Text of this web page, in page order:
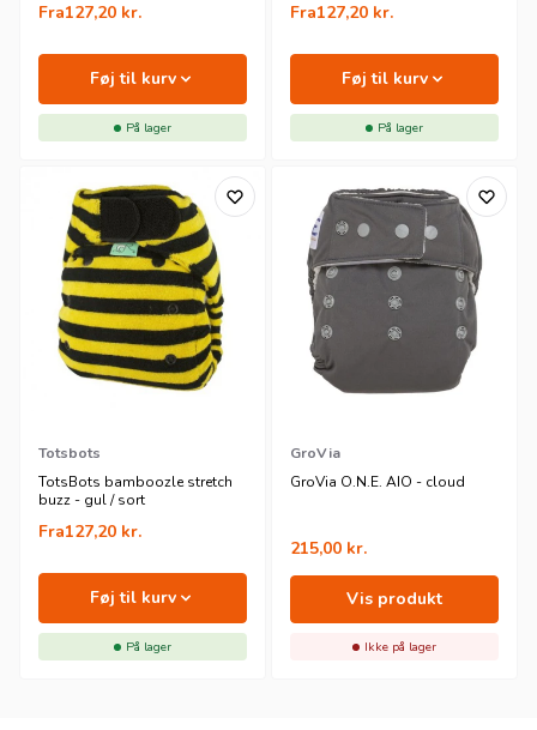
Fra127,20 kr.
Føj til kurv
På lager
Fra127,20 kr.
Føj til kurv
På lager
Totsbots
TotsBots bamboozle stretch
buzz - gul / sort
Fra127,20 kr.
Føj til kurv
På lager
GroVia
GroVia O.N.E. AIO - cloud
215,00 kr.
Vis produkt
Ikke på lager